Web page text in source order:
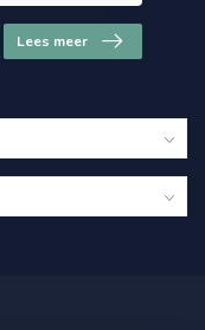
Lees meer